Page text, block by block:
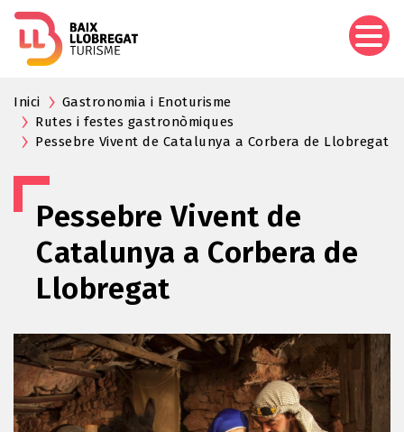
Inici
Gastronomia i Enoturisme
Rutes i festes gastronòmiques
Pessebre Vivent de Catalunya a Corbera de Llobregat
Pessebre Vivent de
Catalunya a Corbera de
Llobregat